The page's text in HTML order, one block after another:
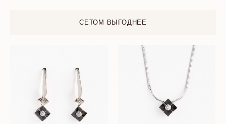
СЕТОМ ВЫГОДНЕЕ